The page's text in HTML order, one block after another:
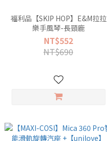
福利品【SKIP HOP】E&M拉拉
樂手風琴-長頸鹿
NT$552
NT$690